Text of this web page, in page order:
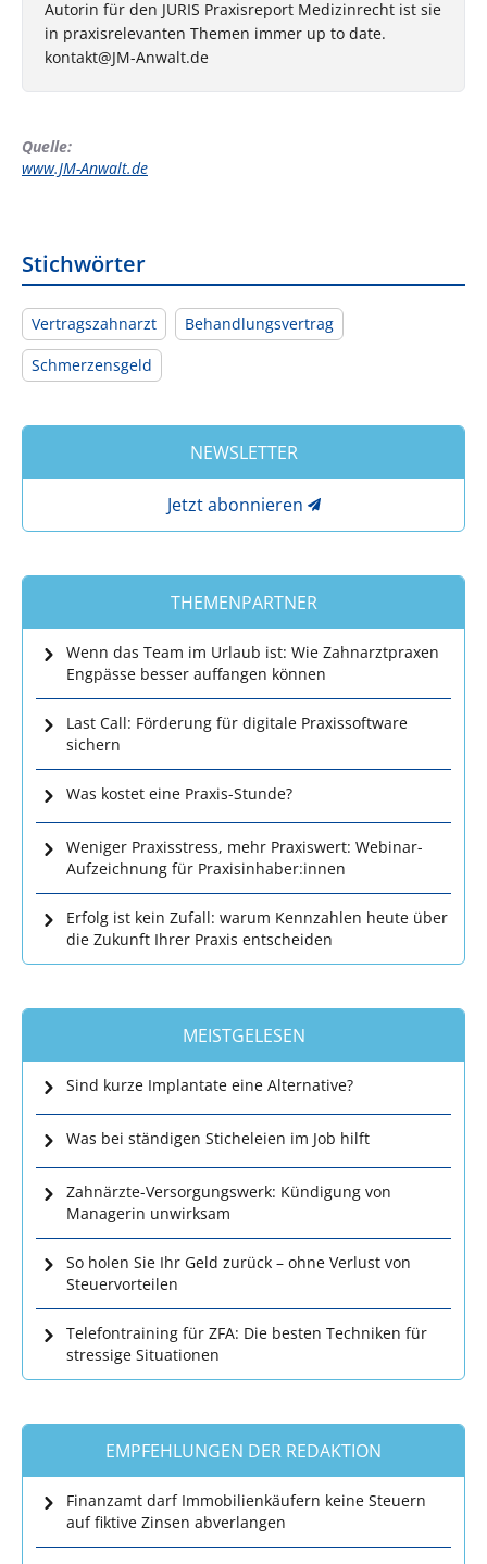
Autorin für den JURIS Praxisreport Medizinrecht ist sie
in praxisrelevanten Themen immer up to date.
kontakt@JM-Anwalt.de
Quelle:
www.JM-Anwalt.de
Stichwörter
Vertragszahnarzt
Behandlungsvertrag
Schmerzensgeld
NEWSLETTER
Jetzt abonnieren
THEMENPARTNER
Wenn das Team im Urlaub ist: Wie Zahnarztpraxen
Engpässe besser auffangen können
Last Call: Förderung für digitale Praxissoftware
sichern
Was kostet eine Praxis-Stunde?
Weniger Praxisstress, mehr Praxiswert: Webinar-
Aufzeichnung für Praxisinhaber:innen
Erfolg ist kein Zufall: warum Kennzahlen heute über
die Zukunft Ihrer Praxis entscheiden
MEISTGELESEN
Sind kurze Implantate eine Alternative?
Was bei ständigen Sticheleien im Job hilft
Zahnärzte-Versorgungswerk: Kündigung von
Managerin unwirksam
So holen Sie Ihr Geld zurück – ohne Verlust von
Steuervorteilen
Telefontraining für ZFA: Die besten Techniken für
stressige Situationen
EMPFEHLUNGEN DER REDAKTION
Finanzamt darf Immobilienkäufern keine Steuern
auf fiktive Zinsen abverlangen